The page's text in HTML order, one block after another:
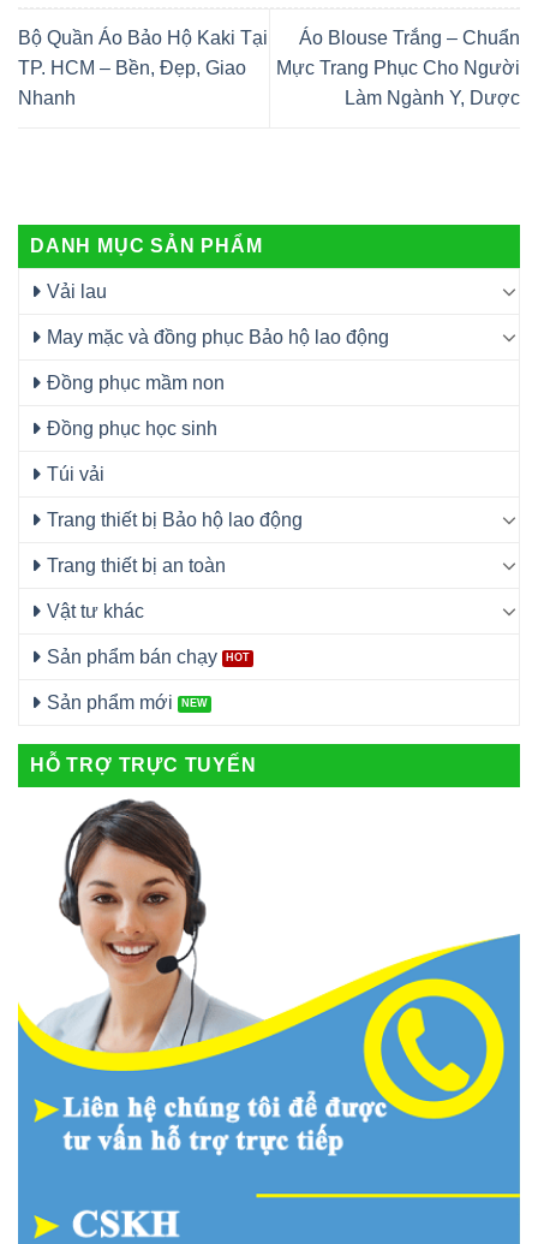
Bộ Quần Áo Bảo Hộ Kaki Tại
TP. HCM – Bền, Đẹp, Giao
Nhanh
Áo Blouse Trắng – Chuẩn
Mực Trang Phục Cho Người
Làm Ngành Y, Dược
DANH MỤC SẢN PHẨM
Vải lau
May mặc và đồng phục Bảo hộ lao động
Đồng phục mầm non
Đồng phục học sinh
Túi vải
Trang thiết bị Bảo hộ lao động
Trang thiết bị an toàn
Vật tư khác
Sản phẩm bán chạy
Sản phẩm mới
HỖ TRỢ TRỰC TUYẾN